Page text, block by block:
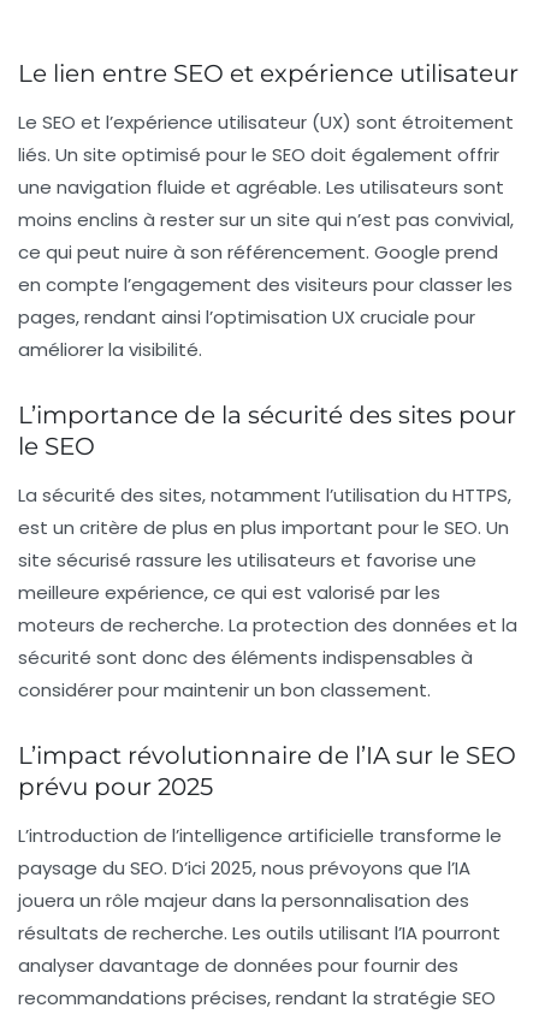
Le lien entre SEO et expérience utilisateur
Le SEO et l’expérience utilisateur (UX) sont étroitement
liés. Un site optimisé pour le SEO doit également offrir
une navigation fluide et agréable. Les utilisateurs sont
moins enclins à rester sur un site qui n’est pas convivial,
ce qui peut nuire à son référencement. Google prend
en compte l’engagement des visiteurs pour classer les
pages, rendant ainsi l’optimisation UXcruciale pour
améliorer la visibilité.
L’importance de la sécurité des sites pour
le SEO
La sécurité des sites, notamment l’utilisation du HTTPS,
est un critère de plus en plus important pour le SEO. Un
site sécurisé rassure les utilisateurs et favorise une
meilleure expérience, ce qui est valorisé par les
moteurs de recherche. La protection des données et la
sécurité sont donc des éléments indispensables à
considérer pour maintenir un bon classement.
L’impact révolutionnaire de l’IA sur le SEO
prévu pour 2025
L’introduction de l’intelligence artificielle transforme le
paysage du SEO. D’ici 2025, nous prévoyons que l’IA
jouera un rôle majeur dans la personnalisation des
résultats de recherche. Les outils utilisant l’IA pourront
analyser davantage de données pour fournir des
recommandations précises, rendant la stratégie SEO